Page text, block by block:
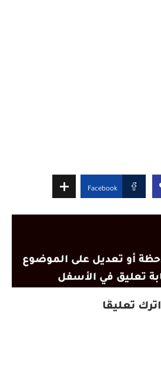
Facebook
أو تعديل على الموضوع
تعليق في الأسفل
اترك تعليقًا